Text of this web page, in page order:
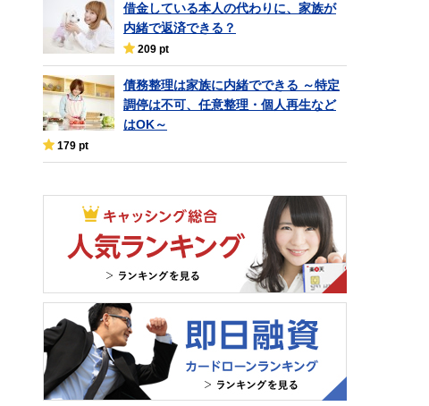
借金している本人の代わりに、家族が
内緒で返済できる？
209 pt
債務整理は家族に内緒でできる ～特定
調停は不可、任意整理・個人再生など
はOK～
179 pt